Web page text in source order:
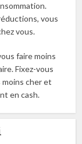
vous
vous.
faire moins
Fixez-vous
cher et
en cash.